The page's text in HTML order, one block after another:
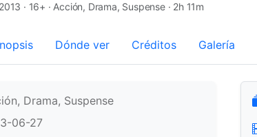
2013 · 16+ · Acción, Drama, Suspense · 2h 11m
Dónde ver Créditos Galería
Drama, Suspense
06-27